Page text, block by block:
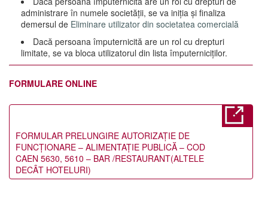
administrare în numele societății, se va iniția și finaliza
demersul de Eliminare utilizator din societatea comercială
Dacă persoana împuternicită are un rol cu drepturi
limitate, se va bloca utilizatorul din lista împuterniciților.
FORMULARE ONLINE
FORMULAR PRELUNGIRE AUTORIZAŢIE DE
FUNCŢIONARE – ALIMENTAŢIE PUBLICĂ – COD
CAEN 5630, 5610 – BAR /RESTAURANT(ALTELE
DECÂT HOTELURI)